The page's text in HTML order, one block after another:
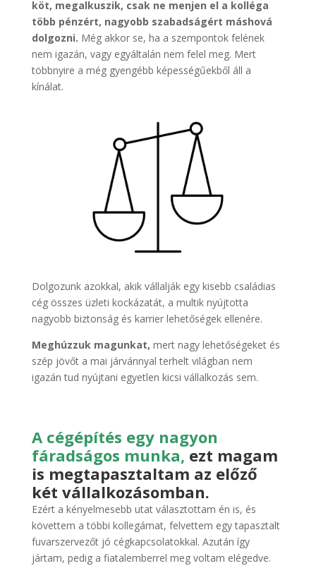
köt, megalkuszik, csak ne menjen el a kolléga
több pénzért, nagyobb szabadságért máshová
dolgozni. Még akkor se, ha a szempontok felének
nem igazán, vagy egyáltalán nem felel meg. Mert
többnyire a még gyengébb képességűekből áll a
kínálat.
Dolgozunk azokkal, akik vállalják egy kisebb családias
cég összes üzleti kockázatát, a multik nyújtotta
nagyobb biztonság és karrier lehetőségek ellenére.
Meghúzzuk magunkat, mert nagy lehetőségeket és
szép jövőt a mai járvánnyal terhelt világban nem
igazán tud nyújtani egyetlen kicsi vállalkozás sem.
A cégépítés egy nagyon
fáradságos munka, ezt magam
is megtapasztaltam az előző
két vállalkozásomban.
Ezért a kényelmesebb utat választottam én is, és
követtem a többi kollegámat, felvettem egy tapasztalt
fuvarszervezőt jó cégkapcsolatokkal. Azután így
jártam, pedig a fiatalemberrel meg voltam elégedve.